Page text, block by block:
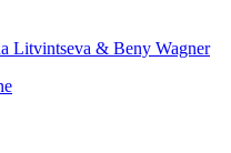
Litvintseva & Beny Wagner